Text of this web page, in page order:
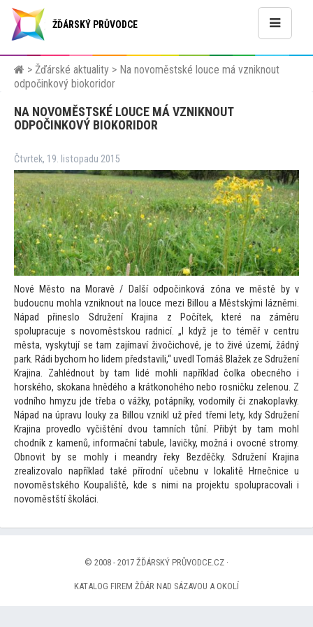
ŽĎÁRSKÝ PRŮVODCE
> Žďárské aktuality > Na novoměstské louce má vzniknout
odpočinkový biokoridor
NA NOVOMĚSTSKÉ LOUCE MÁ VZNIKNOUT
ODPOČINKOVÝ BIOKORIDOR
Čtvrtek, 19. listopadu 2015
Nové Město na Moravě / Další odpočinková zóna ve městě by v
budoucnu mohla vzniknout na louce mezi Billou a Městskými lázněmi.
Nápad přineslo Sdružení Krajina z Počítek, které na záměru
spolupracuje s novoměstskou radnicí. „I když jeto téměř v centru
města, vyskytují se tam zajímaví živočichové, je to živé území, žádný
park. Rádi bychom ho lidem představili,“ uvedl Tomáš Blažek ze Sdružení
Krajina. Zahlédnout by tam lidé mohli například čolka obecného i
horského, skokana hnědého a krátkonohého nebo rosničku zelenou. Z
vodního hmyzu jde třeba o vážky, potápníky, vodomily či znakoplavky.
Nápad na úpravu louky za Billou vznikl už před třemi lety, kdy Sdružení
Krajina provedlo vyčištění dvou tamních tůní. Přibýt by tam mohl
chodník z kamenů, informační tabule, lavičky, možná i ovocné stromy.
Obnovit by se mohly i meandry řeky Bezděčky. Sdružení Krajina
zrealizovalo například také přírodní učebnu v lokalitě Hrnečnice u
novoměstského Koupaliště, kde s nimi na projektu spolupracovali i
novoměstští školáci.
© 2008 - 2017 ŽĎÁRSKÝ PRŮVODCE.CZ ·
KATALOG FIREM ŽĎÁR NAD SÁZAVOU A OKOLÍ